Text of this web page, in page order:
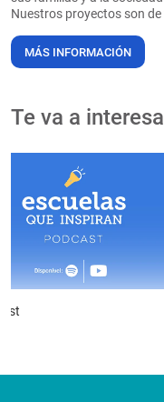
Nuestros proyectos son
MÁS INFORMACIÓN
Te va a